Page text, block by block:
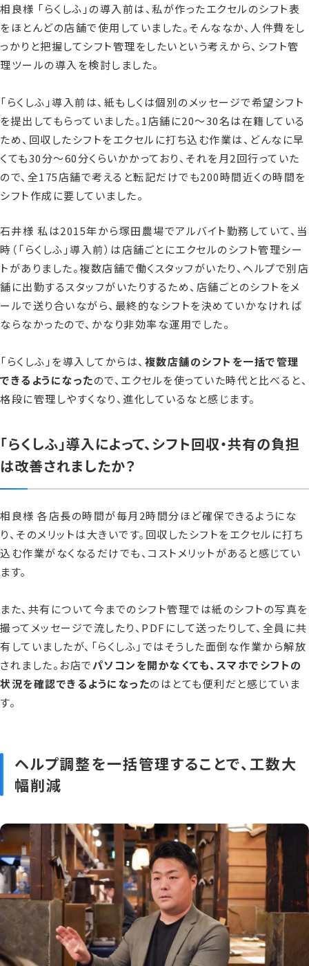
相良様 「らくしふ」の導入前は、私が作ったエクセルのシフト表
をほとんどの店舗で使用していました。そんななか、人件費をし
っかりと把握してシフト管理をしたいという考えから、シフト管
理ツールの導入を検討しました。
「らくしふ」導入前は、紙もしくは個別のメッセージで希望シフト
を提出してもらっていました。1店舗に20〜30名は在籍している
ため、回収したシフトをエクセルに打ち込む作業は、どんなに早
くても30分〜60分くらいかかっており、それを月2回行っていた
ので、全175店舗で考えると転記だけでも200時間近くの時間を
シフト作成に要していました。
石井様 私は2015年から塚田農場でアルバイト勤務していて、当
時（「らくしふ」導入前）は店舗ごとにエクセルのシフト管理シー
トがありました。複数店舗で働くスタッフがいたり、ヘルプで別店
舗に出勤するスタッフがいたりするため、店舗ごとのシフトをメ
ールで送り合いながら、最終的なシフトを決めていかなければ
ならなかったので、かなり非効率な運用でした。
「らくしふ」を導入してからは、 複数店舗のシフトを一括で管理
できるようになったので、エクセルを使っていた時代と比べると、
格段に管理しやすくなり、進化しているなと感じます。
「らくしふ」導入によって、シフト回収・共有の負担
は改善されましたか？
相良様 各店長の時間が毎月2時間分ほど確保できるようにな
り、そのメリットは大きいです。回収したシフトをエクセルに打ち
込む作業がなくなるだけでも、コストメリットがあると感じてい
ます。
また、共有について今までのシフト管理では紙のシフトの写真を
撮ってメッセージで流したり、PDFにして送ったりして、全員に共
有していましたが、「らくしふ」ではそうした面倒な作業から解放
されました。お店でパソコンを開かなくても、スマホでシフトの
状況を確認できるようになったのはとても便利だと感じていま
す。
ヘルプ調整を一括管理することで、工数大
幅削減